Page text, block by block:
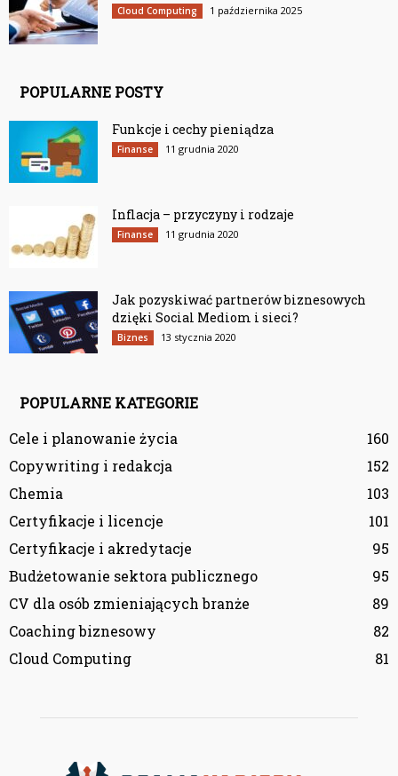
Cloud Computing 1 października 2025
POPULARNE POSTY
Funkcje i cechy pieniądza
Finanse 11 grudnia 2020
Inflacja – przyczyny i rodzaje
Finanse 11 grudnia 2020
Jak pozyskiwać partnerów biznesowych
dzięki Social Mediom i sieci?
Biznes 13 stycznia 2020
POPULARNE KATEGORIE
Cele i planowanie życia
160
Copywriting i redakcja
152
Chemia
103
Certyfikacje i licencje
101
Certyfikacje i akredytacje
95
Budżetowanie sektora publicznego
95
CV dla osób zmieniających branże
89
Coaching biznesowy
82
Cloud Computing
81